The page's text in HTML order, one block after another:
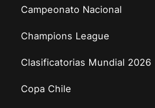
Campeonato Nacional
Champions League
Clasificatorias Mundial 2026
Copa Chile